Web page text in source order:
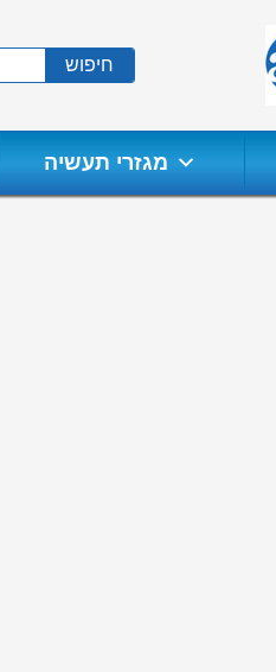
חיפוש
מגזרי תעשיה